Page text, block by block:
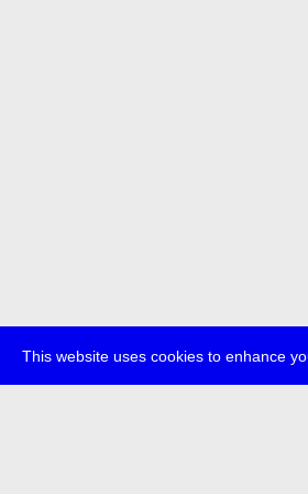
This website uses cookies to enhance